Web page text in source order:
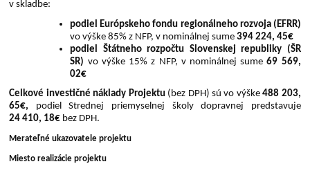
v skladbe:
podiel Európskeho fondu regionálneho rozvoja (EFRR)
vo výške 85% z NFP, v nominálnej sume394 224, 45€
podiel Štátneho rozpočtu Slovenskej republiky (ŠR
SR) vo výške 15% z NFP, v nominálnej sume69 569,
02€
Celkové investičné náklady Projektu(bez DPH) sú vo výške488 203,
65€, podiel Strednej priemyselnej školy dopravnej predstavuje
24 410, 18€ bez DPH.
Merateľné ukazovatele projektu
Miesto realizácie projektu